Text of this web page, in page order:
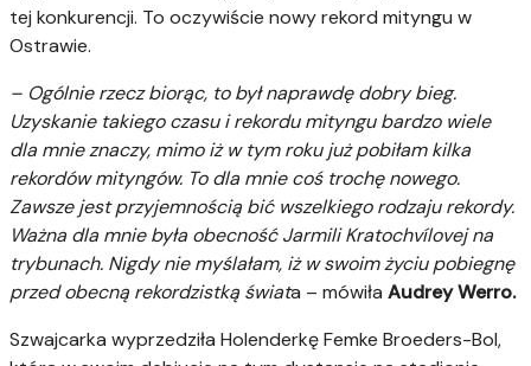
tej konkurencji. To oczywiście nowy rekord mityngu w
Ostrawie.
– Ogólnie rzecz biorąc, to był naprawdę dobry bieg.
Uzyskanie takiego czasu i rekordu mityngu bardzo wiele
dla mnie znaczy, mimo iż w tym roku już pobiłam kilka
rekordów mityngów. To dla mnie coś trochę nowego.
Zawsze jest przyjemnością bić wszelkiego rodzaju rekordy.
Ważna dla mnie była obecność Jarmili Kratochvílovej na
trybunach. Nigdy nie myślałam, iż w swoim życiu pobiegnę
przed obecną rekordzistką świata – mówiła Audrey Werro.
Szwajcarka wyprzedziła Holenderkę Femke Broeders-Bol,